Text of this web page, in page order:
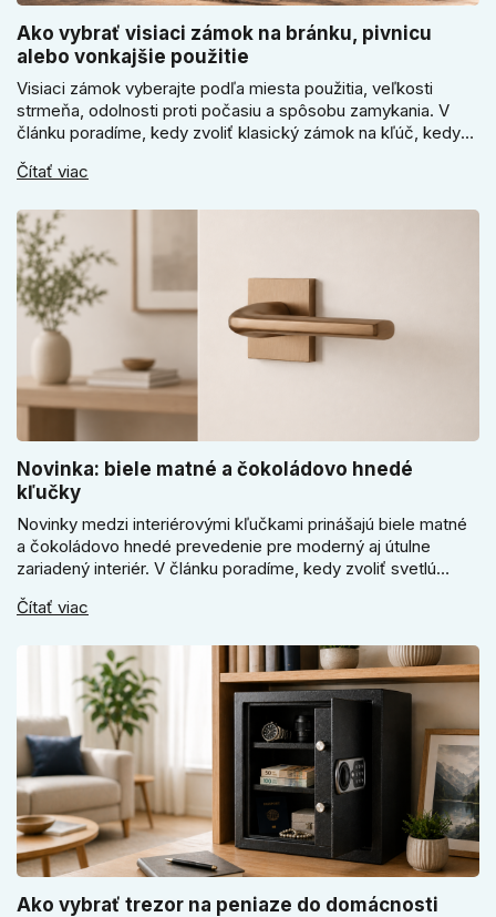
Ako vybrať visiaci zámok na bránku, pivnicu
alebo vonkajšie použitie
Visiaci zámok vyberajte podľa miesta použitia, veľkosti
strmeňa, odolnosti proti počasiu a spôsobu zamykania. V
článku poradíme, kedy zvoliť klasický zámok na kľúč, kedy
sa pri bránke, pivnici alebo záhradnom domčeku neoplatí
Čítať viac
Novinka: biele matné a čokoládovo hnedé
kľučky
Novinky medzi interiérovými kľučkami prinášajú biele matné
a čokoládovo hnedé prevedenie pre moderný aj útulne
zariadený interiér. V článku poradíme, kedy zvoliť svetlú
ako vyberať medzi okrúhlym a štvorcovým štítom. Nové
Čítať viac
Ako vybrať trezor na peniaze do domácnosti